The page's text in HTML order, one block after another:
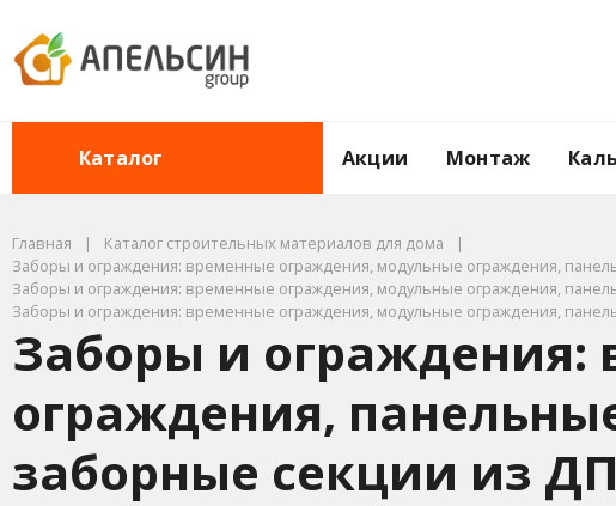
Каталог Акции Монтаж
Главная
Каталог строительных материалов для дома
Заборы и ограждения: временные ограждения, модульные ограждения,
Заборы и ограждения: временные ограждения, модульные ограждения,
Заборы и ограждения: временные ограждения, модульные ограждения,
Заборы и
ограждения,
заборные секции из